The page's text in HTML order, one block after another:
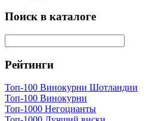
Поиск в каталоге
Рейтинги
Топ-100 Винокурни Шотландии
Топ-100 Винокурни
Топ-1000 Негоцианты